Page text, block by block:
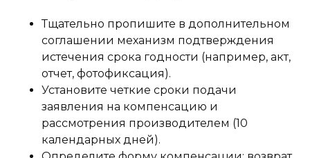
Тщательно пропишите в дополнительном
соглашении механизм подтверждения
истечения срока годности (например, акт,
отчет, фотофиксация).
Установите четкие сроки подачи
заявления на компенсацию и
рассмотрения производителем (10
календарных дней).